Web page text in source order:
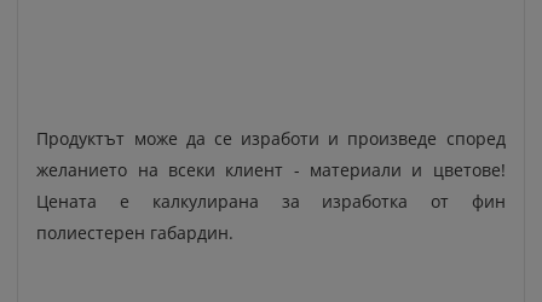
Продуктът може да се изработи и произведе според
желанието на всеки клиент - материали и цветове!
Цената е калкулирана за изработка от фин
полиестерен габардин.